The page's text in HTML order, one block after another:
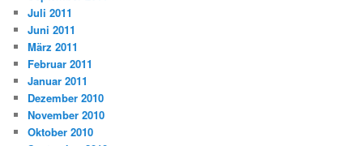
Juli 2011
Juni 2011
März 2011
Februar 2011
Januar 2011
Dezember 2010
November 2010
Oktober 2010